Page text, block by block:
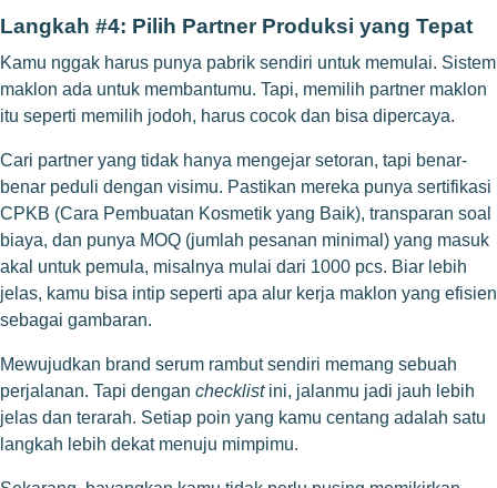
Langkah #4: Pilih Partner Produksi yang Tepat
Kamu nggak harus punya pabrik sendiri untuk memulai. Sistem
maklon ada untuk membantumu. Tapi, memilih partner maklon
itu seperti memilih jodoh, harus cocok dan bisa dipercaya.
Cari partner yang tidak hanya mengejar setoran, tapi benar-
benar peduli dengan visimu. Pastikan mereka punya sertifikasi
CPKB (Cara Pembuatan Kosmetik yang Baik), transparan soal
biaya, dan punya MOQ (jumlah pesanan minimal) yang masuk
akal untuk pemula, misalnya mulai dari 1000 pcs. Biar lebih
jelas, kamu bisa intip seperti apa alur kerja maklon yang efisien
sebagai gambaran.
Mewujudkan brand serum rambut sendiri memang sebuah
perjalanan. Tapi dengan checklistini, jalanmu jadi jauh lebih
jelas dan terarah. Setiap poin yang kamu centang adalah satu
langkah lebih dekat menuju mimpimu.